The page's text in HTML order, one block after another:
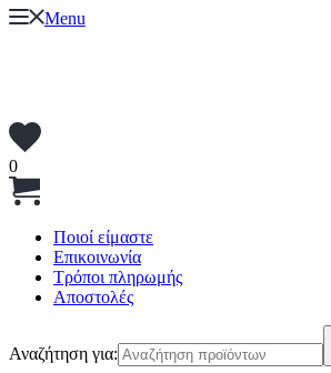
Menu
0
Ποιοί είμαστε
Επικοινωνία
Τρόποι πληρωμής
Αποστολές
Αναζήτηση για: